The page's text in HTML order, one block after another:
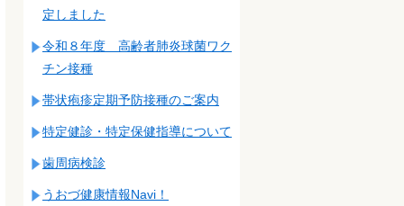
定しました
令和８年度 高齢者肺炎球菌ワク
チン接種
帯状疱疹定期予防接種のご案内
特定健診・特定保健指導について
歯周病検診
うおづ健康情報Navi！